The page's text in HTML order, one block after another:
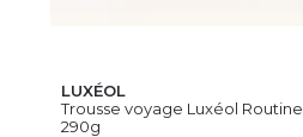
LUXÉOL
Trousse voyage Luxéol Routine...
290g